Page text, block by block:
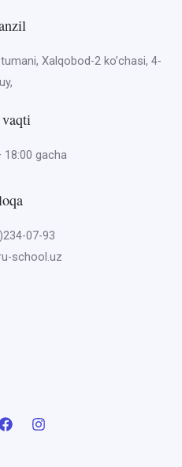
Xalqobod-2 ko’chasi, 4-
uy,
gacha
07-93
school.uz